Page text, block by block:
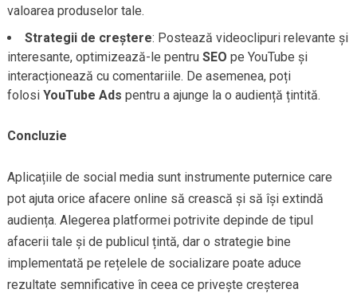
valoarea produselor tale.
Strategii de creștere: Postează videoclipuri relevante și
interesante, optimizează-le pentru SEO pe YouTube și
interacționează cu comentariile. De asemenea, poți
folosi YouTube Ads pentru a ajunge la o audiență țintită.
Concluzie
Aplicațiile de social media sunt instrumente puternice care
pot ajuta orice afacere online să crească și să își extindă
audiența. Alegerea platformei potrivite depinde de tipul
afacerii tale și de publicul țintă, dar o strategie bine
implementată pe rețelele de socializare poate aduce
rezultate semnificative în ceea ce privește creșterea